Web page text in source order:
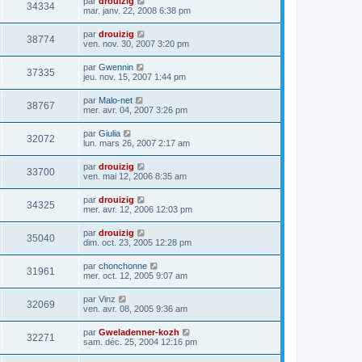
34334
mar. janv. 22, 2008 6:38 pm
38774 par drouizig
ven. nov. 30, 2007 3:20 pm
37335 par Gwennin
jeu. nov. 15, 2007 1:44 pm
38767 par Malo-net
mer. avr. 04, 2007 3:26 pm
32072 par Giulia
lun. mars 26, 2007 2:17 am
33700 par drouizig
ven. mai 12, 2006 8:35 am
34325 par drouizig
mer. avr. 12, 2006 12:03 pm
35040 par drouizig
dim. oct. 23, 2005 12:28 pm
31961 par chonchonne
mer. oct. 12, 2005 9:07 am
32069 par Vinz
ven. avr. 08, 2005 9:36 am
32271 par Gweladenner-kozh
sam. déc. 25, 2004 12:16 pm